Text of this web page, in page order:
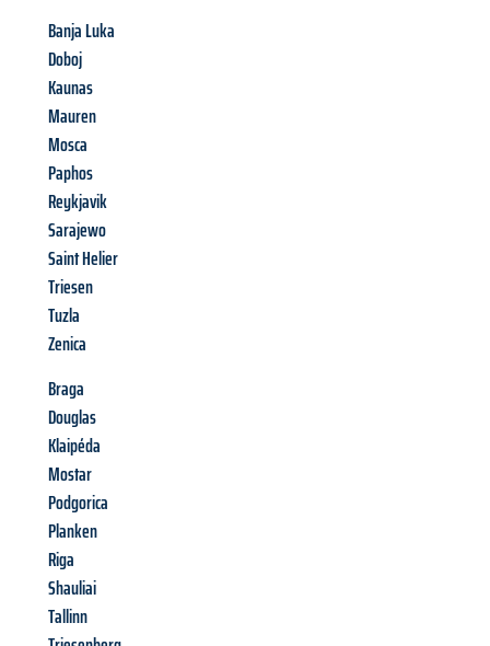
Banja Luka
Doboj
Kaunas
Mauren
Mosca
Paphos
Reykjavik
Sarajewo
Saint Helier
Triesen
Tuzla
Zenica
Braga
Douglas
Klaipéda
Mostar
Podgorica
Planken
Riga
Shauliai
Tallinn